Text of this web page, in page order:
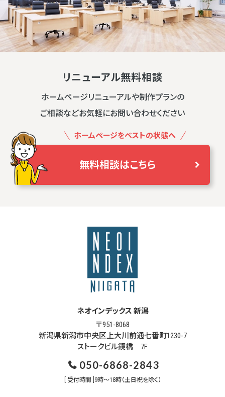
リニューアル無料相談
ホームページリニューアルや制作プランの
ご相談などお気軽にお問い合わせください
ホームページをベストの状態へ
無料相談はこちら
ネオインデックス 新潟
〒951-8068
新潟県新潟市中央区上大川前通七番町1230-7
ストークビル鏡橋 7F
050-6868-2843
[ 受付時間 ]9時～18時（土日祝を除く）